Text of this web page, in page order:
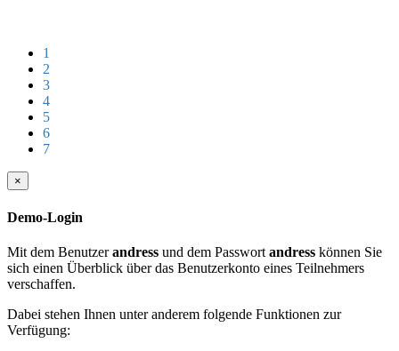
1
2
3
4
5
6
7
×
Demo-Login
Mit dem Benutzerandress und dem Passwort andress können Sie
sich einen Überblick über das Benutzerkonto eines Teilnehmers
verschaffen.
Dabei stehen Ihnen unter anderem folgende Funktionen zur
Verfügung: